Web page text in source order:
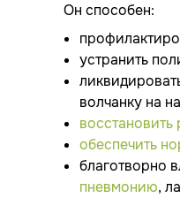
Он способен:
устранить
волчанку на
обеспечить
благотворно
пневмонию,